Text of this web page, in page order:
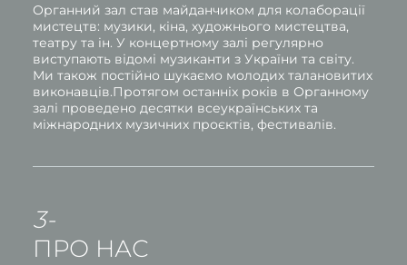
Органний зал став майданчиком для колаборації
мистецтв: музики, кіна, художнього мистецтва,
театру та ін. У концертному залі регулярно
виступають відомі музиканти з України та світу.
Ми також постійно шукаємо молодих талановитих
виконавців.Протягом останніх років в Органному
залі проведено десятки всеукраїнських та
міжнародних музичних проєктів, фестивалів.
3-
ПРО НАС